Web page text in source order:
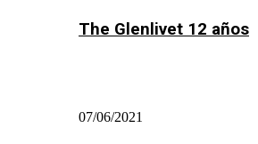
The Glenlivet 12 años
07/06/2021